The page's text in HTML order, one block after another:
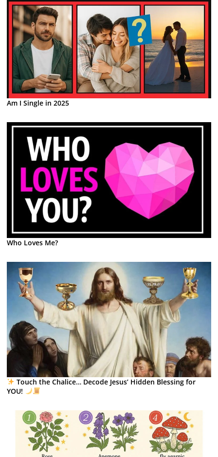
Am I Single in 2025
Who Loves Me?
Touch the Chalice… Decode Jesus’ Hidden Blessing for
YOU!